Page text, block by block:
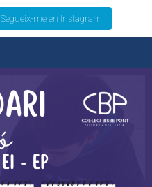
Segueix-me en Instagram